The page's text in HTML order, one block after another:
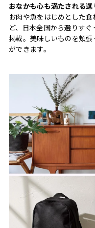
おなかも心も満たされる
お肉や魚をはじめとした
ど、日本全国から選りす
掲載。美味しいものを頬
ができます。